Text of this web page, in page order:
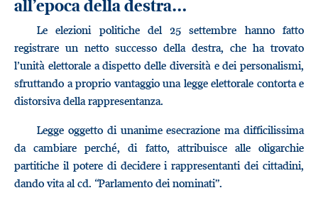
all’epoca della destra…
Le elezioni politiche del 25 settembre hanno fatto
registrare un netto successo della destra, che ha trovato
l’unità elettorale a dispetto delle diversità e dei personalismi,
sfruttando a proprio vantaggio una legge elettorale contorta e
distorsiva della rappresentanza.
Legge oggetto di unanime esecrazione ma difficilissima
da cambiare perché, di fatto, attribuisce alle oligarchie
partitiche il potere di decidere i rappresentanti dei cittadini,
dando vita al cd. “Parlamento dei nominati”.